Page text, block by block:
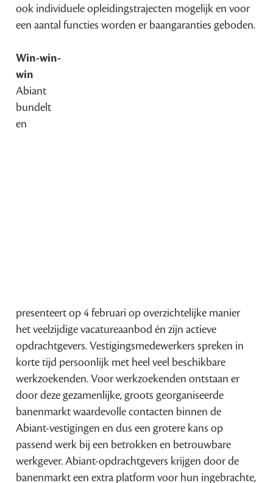
ook individuele opleidingstrajecten mogelijk en voor
een aantal functies worden er baangaranties geboden.
Win-win-
win
Abiant
bundelt
en
presenteert op 4 februari op overzichtelijke manier
het veelzijdige vacatureaanbod én zijn actieve
opdrachtgevers. Vestigingsmedewerkers spreken in
korte tijd persoonlijk met heel veel beschikbare
werkzoekenden. Voor werkzoekenden ontstaan er
door deze gezamenlijke, groots georganiseerde
banenmarkt waardevolle contacten binnen de
Abiant-vestigingen en dus een grotere kans op
passend werk bij een betrokken en betrouwbare
werkgever. Abiant-opdrachtgevers krijgen door de
banenmarkt een extra platform voor hun ingebrachte,